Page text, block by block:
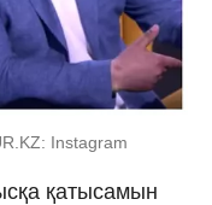
Instagram
қатысамын